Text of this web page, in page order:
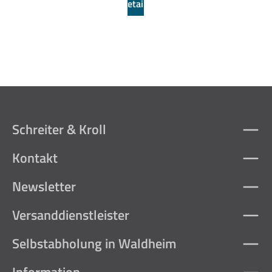
kg
Details
Schreiter & Kroll
Kontakt
Newsletter
Versanddienstleister
Selbstabholung in Waldheim